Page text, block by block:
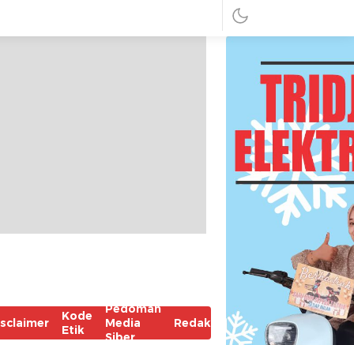
Kode
Etik
Pedoman
Media
Siber
Redaksi